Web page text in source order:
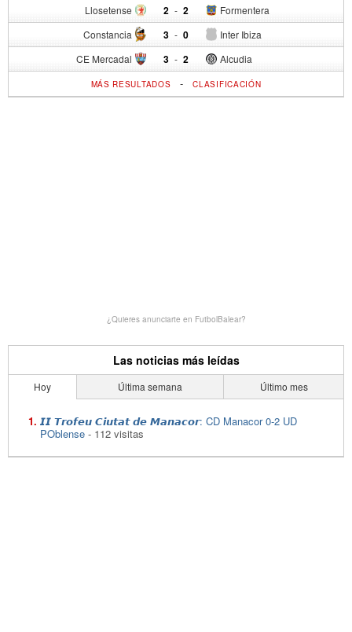
Llosetense 2 - Formentera
2
Constancia 3 - Inter Ibiza
0
CE Mercadal 3 - Alcudia
2
MÁS RESULTADOS -CLASIFICACIÓN
¿Quieres anunciarte en FutbolBalear?
Las noticias más leídas
Hoy Última semana Último mes
𝙄𝙄 𝙏𝙧𝙤𝙛𝙚𝙪 𝘾𝙞𝙪𝙩𝙖𝙩 𝙙𝙚 𝙈𝙖𝙣𝙖𝙘𝙤𝙧: CD Manacor 0-2 UD
POblense - 112 visitas